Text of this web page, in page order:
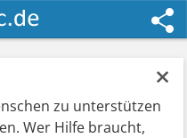
×
zu unterstützen
Wer Hilfe braucht,